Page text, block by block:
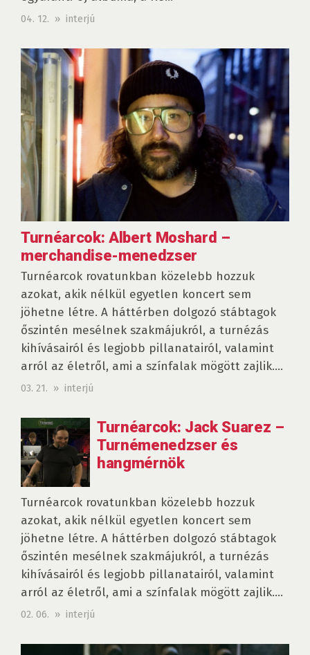
04. 12. » interjú
Turnéarcok: Albert Moshard –
merchandise-menedzser
Turnéarcok rovatunkban közelebb hozzuk
azokat, akik nélkül egyetlen koncert sem
jöhetne létre. A háttérben dolgozó stábtagok
őszintén mesélnek szakmájukról, a turnézás
kihívásairól és legjobb pillanatairól, valamint
arról az életről, ami a színfalak mögött zajlik....
03. 21. » interjú
Turnéarcok: Jack Suarez –
Turnémenedzser és
hangmérnök
Turnéarcok rovatunkban közelebb hozzuk
azokat, akik nélkül egyetlen koncert sem
jöhetne létre. A háttérben dolgozó stábtagok
őszintén mesélnek szakmájukról, a turnézás
kihívásairól és legjobb pillanatairól, valamint
arról az életről, ami a színfalak mögött zajlik....
02. 06. » interjú